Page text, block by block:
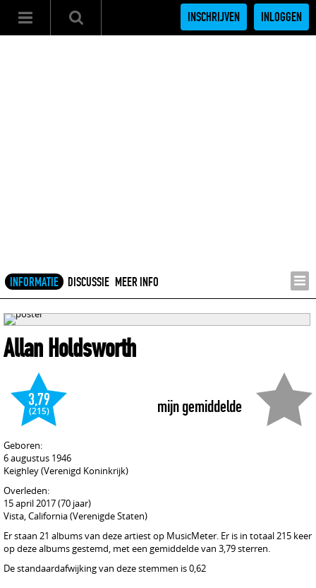
INSCHRIJVEN INLOGGEN
INFORMATIE DISCUSSIE MEER INFO
Allan Holdsworth
mijn gemiddelde
3,79
(215)
Geboren:
6 augustus 1946
Keighley (Verenigd Koninkrijk)
Overleden:
15 april 2017 (70 jaar)
Vista, California (Verenigde Staten)
Er staan 21 albums van deze artiest op MusicMeter. Er is in totaal 215 keer
op deze albums gestemd, met een gemiddelde van 3,79 sterren.
De standaardafwijking van deze stemmen is 0,62